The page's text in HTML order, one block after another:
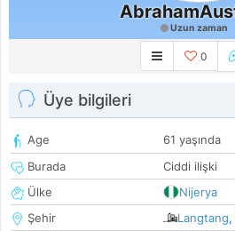
Uzun zaman
0
Üye bilgileri
Age
61 yaşında
Burada
Ciddi ilişki
Ülke
Nijerya
Şehir
Langtang,